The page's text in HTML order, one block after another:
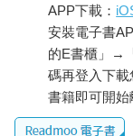
APP下載：
安裝電子書
的E書櫃」→
碼再登入下
書籍即可開始